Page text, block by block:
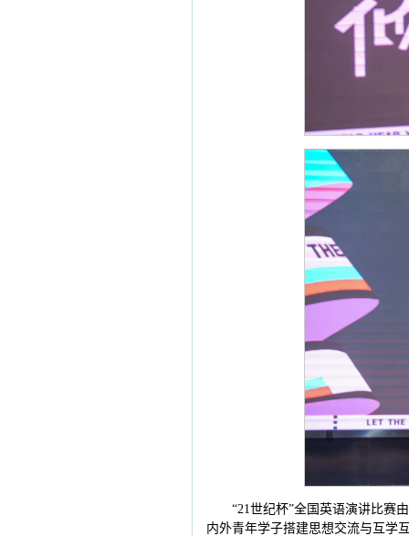
“21世纪杯”全国英语演讲比赛
内外青年学子搭建思想交流与互学